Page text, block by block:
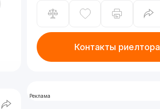
Контакты риелтора
Реклама